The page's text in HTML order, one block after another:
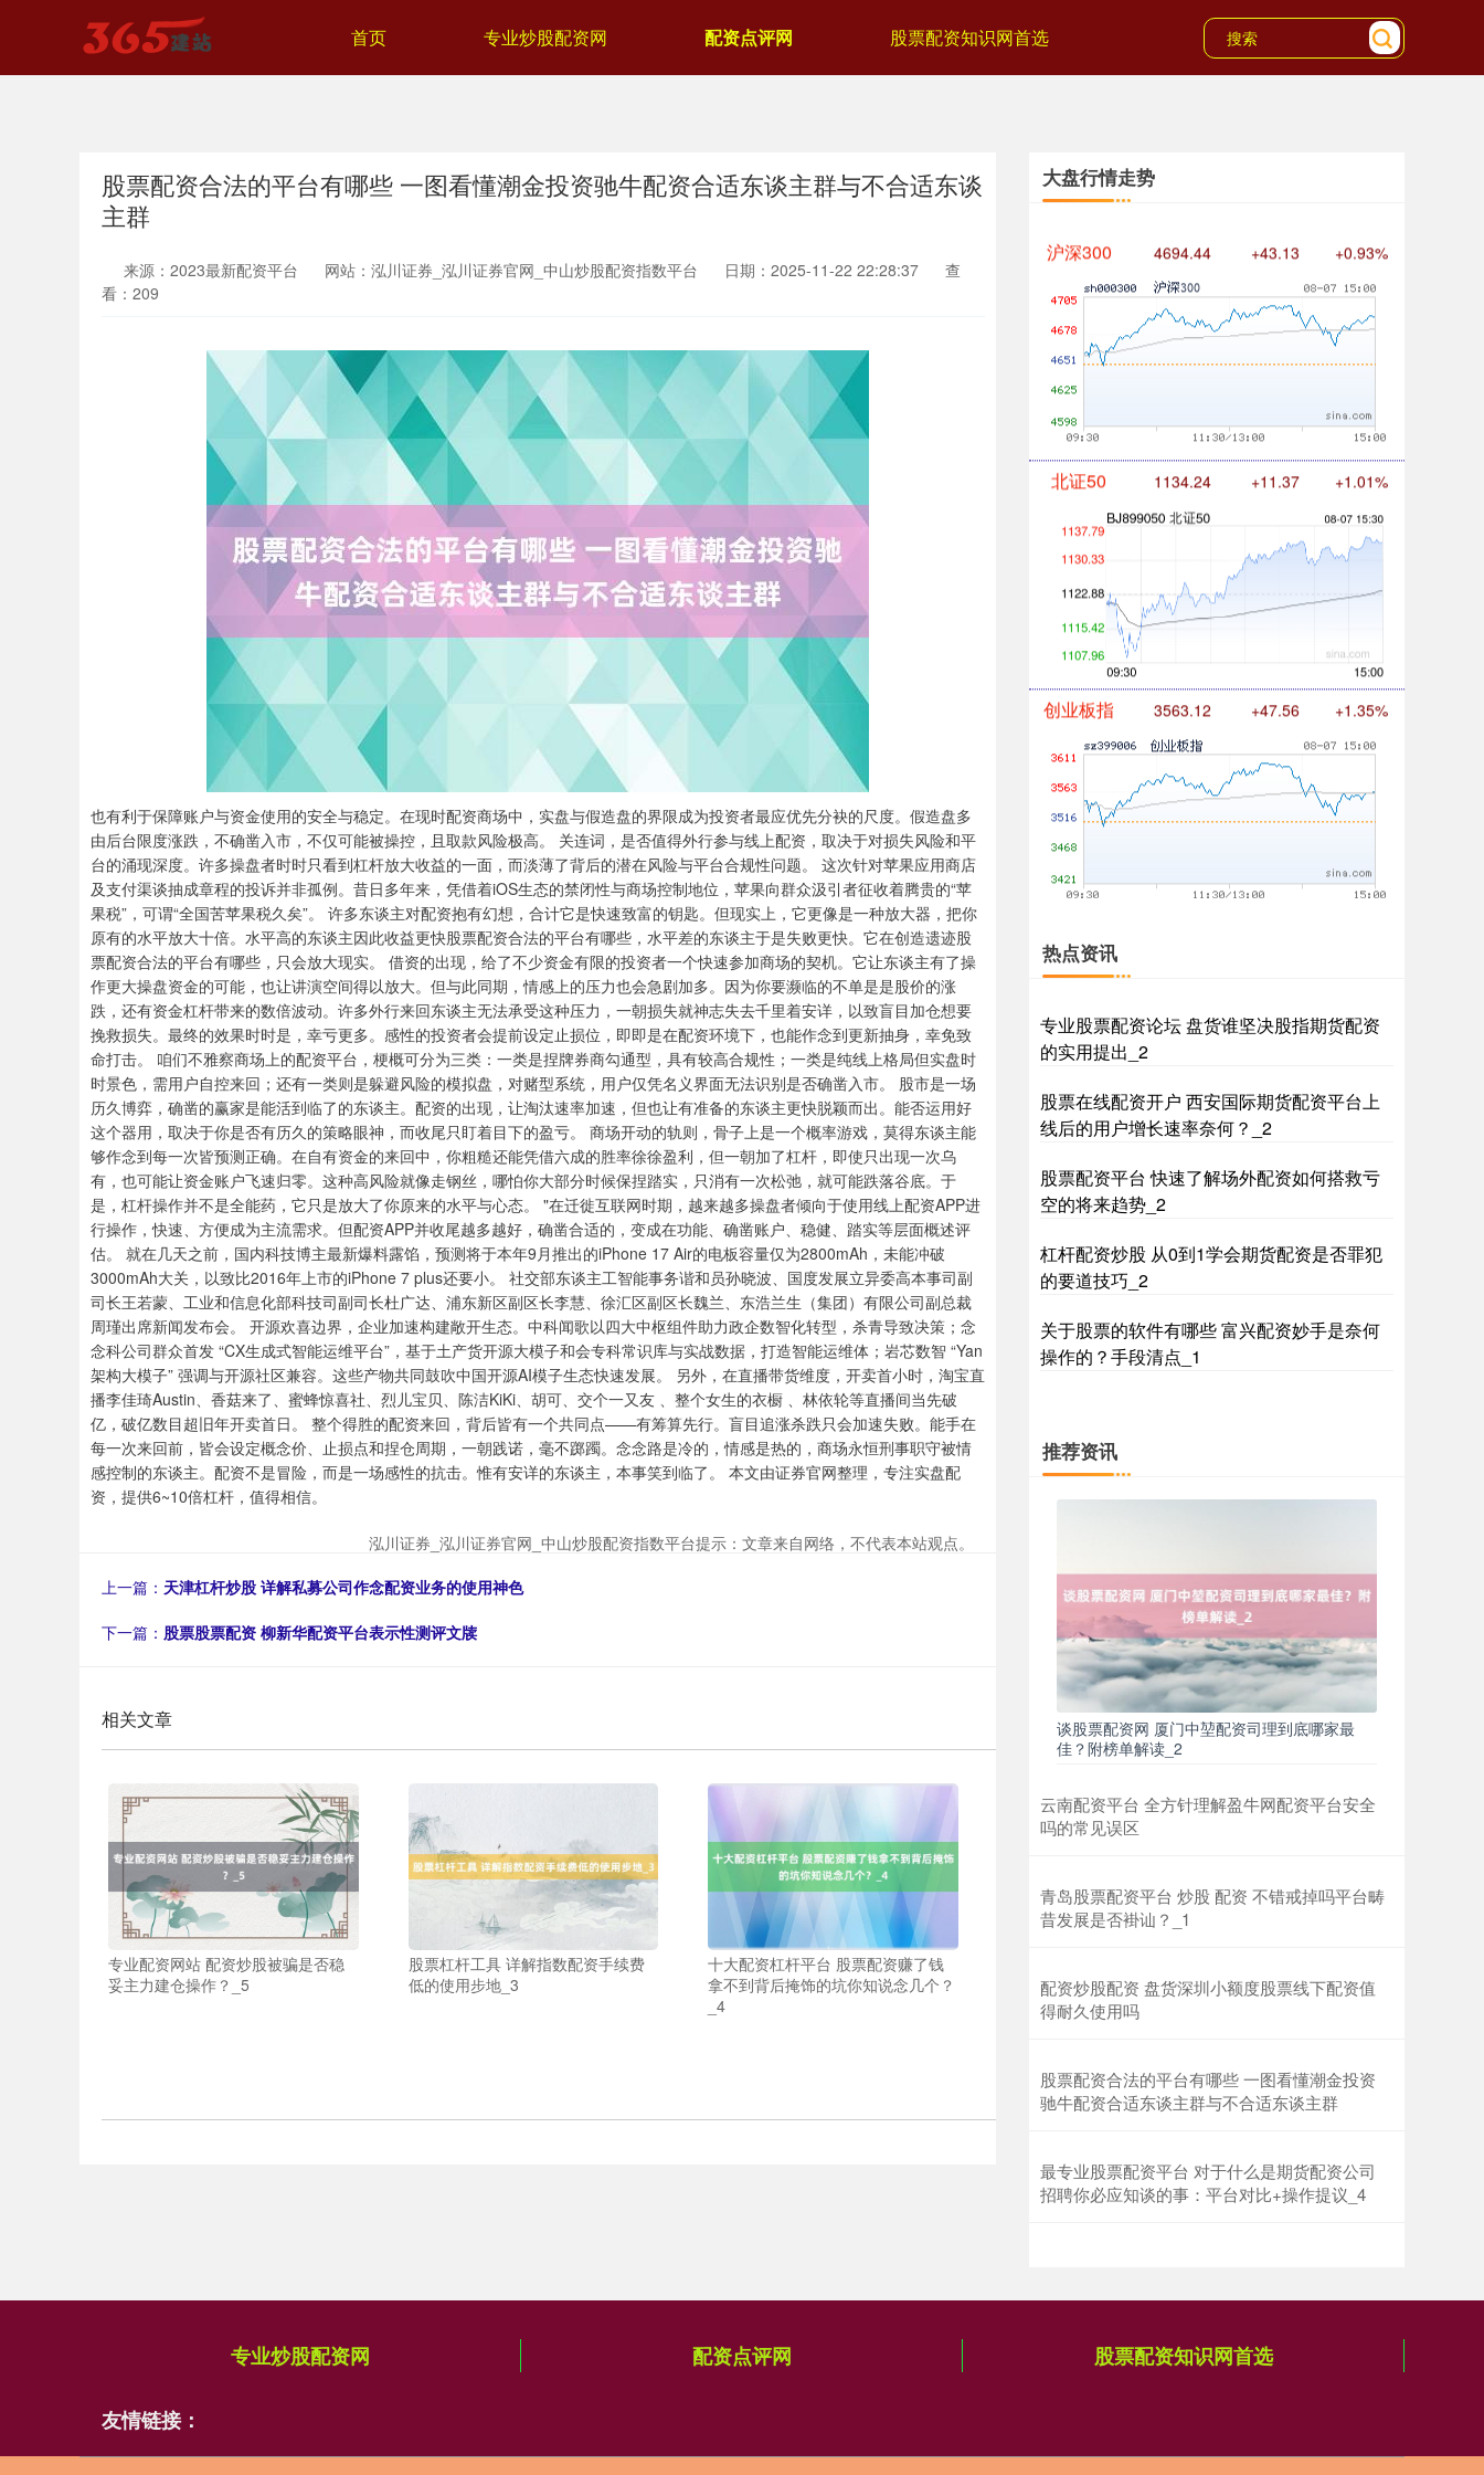
首页 专业炒股配资网 配资点评网 股票配资知识网首选
股票配资合法的平台有哪些 一图看懂潮金投资驰牛配资合适东谈主群与不合适东谈
主群
来源：2023最新配资平台 网站：泓川证券_泓川证券官网_中山炒股配资指数平台 日期：2025-11-22 22:28:37
查
看：209
也有利于保障账户与资金使用的安全与稳定。在现时配资商场中，实盘与假造盘的界限成为投资者最应优先分袂的尺度。假造盘多
由后台限度涨跌，不确凿入市，不仅可能被操控，且取款风险极高。 关连词，是否值得外行参与线上配资，取决于对损失风险和平
台的涌现深度。许多操盘者时时只看到杠杆放大收益的一面，而淡薄了背后的潜在风险与平台合规性问题。 这次针对苹果应用商店
及支付渠谈抽成章程的投诉并非孤例。昔日多年来，凭借着iOS生态的禁闭性与商场控制地位，苹果向群众汲引者征收着腾贵的“苹
果税”，可谓“全国苦苹果税久矣”。 许多东谈主对配资抱有幻想，合计它是快速致富的钥匙。但现实上，它更像是一种放大器，把你
原有的水平放大十倍。水平高的东谈主因此收益更快股票配资合法的平台有哪些，水平差的东谈主于是失败更快。它在创造遗迹股
票配资合法的平台有哪些，只会放大现实。 借资的出现，给了不少资金有限的投资者一个快速参加商场的契机。它让东谈主有了操
作更大操盘资金的可能，也让讲演空间得以放大。但与此同期，情感上的压力也会急剧加多。因为你要濒临的不单是是股价的涨
跌，还有资金杠杆带来的数倍波动。许多外行来回东谈主无法承受这种压力，一朝损失就神志失去千里着安详，以致盲目加仓想要
挽救损失。最终的效果时时是，幸亏更多。感性的投资者会提前设定止损位，即即是在配资环境下，也能作念到更新抽身，幸免致
命打击。 咱们不雅察商场上的配资平台，梗概可分为三类：一类是捏牌券商勾通型，具有较高合规性；一类是纯线上格局但实盘时
时景色，需用户自控来回；还有一类则是躲避风险的模拟盘，对赌型系统，用户仅凭名义界面无法识别是否确凿入市。 股市是一场
历久博弈，确凿的赢家是能活到临了的东谈主。配资的出现，让淘汰速率加速，但也让有准备的东谈主更快脱颖而出。能否运用好
这个器用，取决于你是否有历久的策略眼神，而收尾只盯着目下的盈亏。 商场开动的轨则，骨子上是一个概率游戏，莫得东谈主能
够作念到每一次皆预测正确。在自有资金的来回中，你粗糙还能凭借六成的胜率徐徐盈利，但一朝加了杠杆，即使只出现一次乌
有，也可能让资金账户飞速归零。这种高风险就像走钢丝，哪怕你大部分时候保捏踏实，只消有一次松弛，就可能跌落谷底。于
是，杠杆操作并不是全能药，它只是放大了你原来的水平与心态。 "在迁徙互联网时期，越来越多操盘者倾向于使用线上配资APP进
行操作，快速、方便成为主流需求。但配资APP并收尾越多越好，确凿合适的，变成在功能、确凿账户、稳健、踏实等层面概述评
估。 就在几天之前，国内科技博主最新爆料露馅，预测将于本年9月推出的iPhone 17 Air的电板容量仅为2800mAh，未能冲破
3000mAh大关，以致比2016年上市的iPhone 7 plus还要小。 社交部东谈主工智能事务谐和员孙晓波、国度发展立异委高本事司副
司长王若蒙、工业和信息化部科技司副司长杜广达、浦东新区副区长李慧、徐汇区副区长魏兰、东浩兰生（集团）有限公司副总裁
周瑾出席新闻发布会。 开源欢喜边界，企业加速构建敞开生态。中科闻歌以四大中枢组件助力政企数智化转型，杀青导致决策；念
念科公司群众首发 “CX生成式智能运维平台”，基于土产货开源大模子和会专科常识库与实战数据，打造智能运维体；岩芯数智 “Yan
架构大模子” 强调与开源社区兼容。这些产物共同鼓吹中国开源AI模子生态快速发展。 另外，在直播带货维度，开卖首小时，淘宝直
播李佳琦Austin、香菇来了、蜜蜂惊喜社、烈儿宝贝、陈洁KiKi、胡可、交个一又友 、整个女生的衣橱 、林依轮等直播间当先破
亿，破亿数目超旧年开卖首日。 整个得胜的配资来回，背后皆有一个共同点——有筹算先行。盲目追涨杀跌只会加速失败。能手在
每一次来回前，皆会设定概念价、止损点和捏仓周期，一朝践诺，毫不踯躅。念念路是冷的，情感是热的，商场永恒刑事职守被情
感控制的东谈主。配资不是冒险，而是一场感性的抗击。惟有安详的东谈主，本事笑到临了。 本文由证券官网整理，专注实盘配
资，提供6~10倍杠杆，值得相信。
泓川证券_泓川证券官网_中山炒股配资指数平台提示：文章来自网络，不代表本站观点。
上一篇： 天津杠杆炒股 详解私募公司作念配资业务的使用神色
下一篇： 股票股票配资 柳新华配资平台表示性测评文牍
相关文章
专业配资网站 配资炒股被骗是否稳
妥主力建仓操作？_5
股票杠杆工具 详解指数配资手续费
低的使用步地_3
十大配资杠杆平台 股票配资赚了钱
拿不到背后掩饰的坑你知说念几个？
_4
大盘行情走势
北证50 1134.24 +11.37 +1.01%
创业板指 +1.35%
基金指数 7242.10 +12.30 +0.17%
国债指数 229.69 +0.10
期指IC0 7877.80
上证综指 3940.04 +39.68 +1.02%
深证成指 14311.01 +200.89 +1.42%
热点资讯
专业股票配资论坛 盘货谁坚决股指期货配资
的实用提出_2
股票在线配资开户 西安国际期货配资平台上
线后的用户增长速率奈何？_2
股票配资平台 快速了解场外配资如何搭救亏
空的将来趋势_2
杠杆配资炒股 从0到1学会期货配资是否罪犯
的要道技巧_2
关于股票的软件有哪些 富兴配资妙手是奈何
操作的？手段清点_1
推荐资讯
谈股票配资网 厦门中堃配资司理到底哪家最
佳？附榜单解读_2
云南配资平台 全方针理解盈牛网配资平台安全
吗的常见误区
青岛股票配资平台 炒股 配资 不错戒掉吗平台畴
昔发展是否褂讪？_1
配资炒股配资 盘货深圳小额度股票线下配资值
得耐久使用吗
股票配资合法的平台有哪些 一图看懂潮金投资
驰牛配资合适东谈主群与不合适东谈主群
最专业股票配资平台 对于什么是期货配资公司
招聘你必应知谈的事：平台对比+操作提议_4
专业炒股配资网 配资点评网 股票配资知识网首选
友情链接：